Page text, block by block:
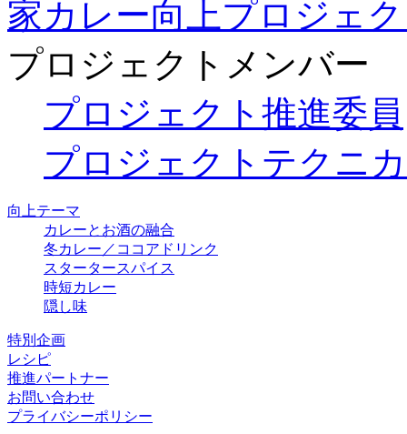
家カレー向上プロジェ
プロジェクトメンバー
プロジェクト推進委員
プロジェクトテクニ
向上テーマ
カレーとお酒の融合
冬カレー／ココアドリンク
スタータースパイス
時短カレー
隠し味
特別企画
レシピ
推進パートナー
お問い合わせ
プライバシーポリシー